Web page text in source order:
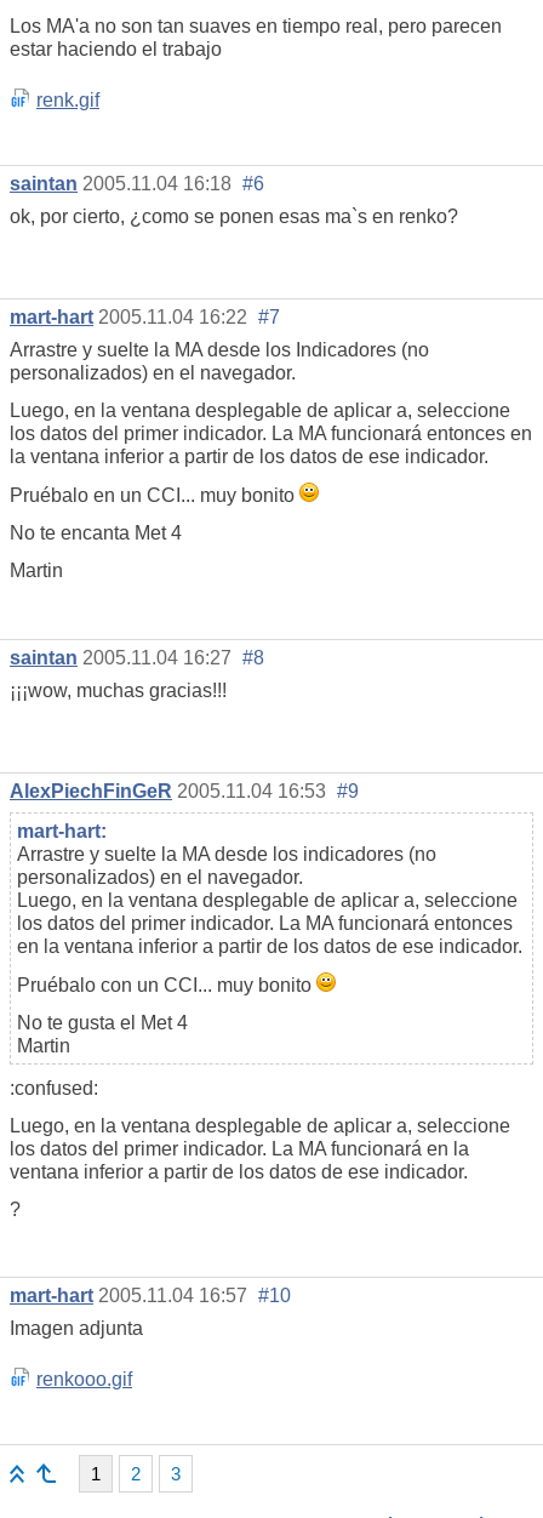
Los MA'a no son tan suaves en tiempo real, pero parecen
estar haciendo el trabajo
renk.gif
saintan 2005.11.04 16:18 #6
ok, por cierto, ¿como se ponen esas ma`s en renko?
mart-hart 2005.11.04 16:22 #7
Arrastre y suelte la MA desde los Indicadores (no
personalizados) en el navegador.
Luego, en la ventana desplegable de aplicar a, seleccione
los datos del primer indicador. La MA funcionará entonces en
la ventana inferior a partir de los datos de ese indicador.
Pruébalo en un CCI... muy bonito
No te encanta Met 4
Martin
saintan 2005.11.04 16:27 #8
¡¡¡wow, muchas gracias!!!
AlexPiechFinGeR 2005.11.04 16:53 #9
mart-hart:
Arrastre y suelte la MA desde los indicadores (no
personalizados) en el navegador.
Luego, en la ventana desplegable de aplicar a, seleccione
los datos del primer indicador. La MA funcionará entonces
en la ventana inferior a partir de los datos de ese indicador.
Pruébalo con un CCI... muy bonito
No te gusta el Met 4
Martin
:confused:
Luego, en la ventana desplegable de aplicar a, seleccione
los datos del primer indicador. La MA funcionará en la
ventana inferior a partir de los datos de ese indicador.
?
mart-hart 2005.11.04 16:57 #10
Imagen adjunta
renkooo.gif
1 2 3